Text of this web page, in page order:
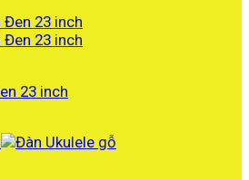
23 inch